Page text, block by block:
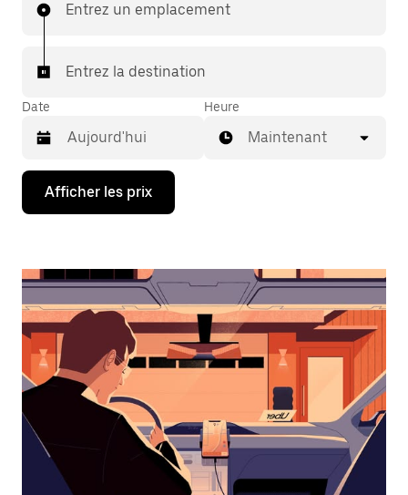
Entrez un emplacement
Entrez la destination
Date
Appuyez
la
bas
interagir
avec
calendrier
et
sélectionner
une
date.
Appuyez
Heure
Maintenant
Afficher les prix